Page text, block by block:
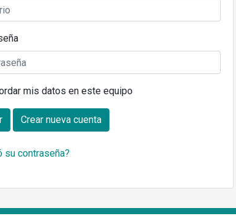
mis datos en este equipo
Crear nueva cuenta
su contraseña?